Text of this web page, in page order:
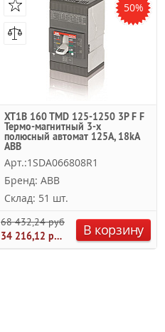
50%
XT1B 160 TMD 125-1250 3P F F
Термо-магнитный 3-х
полюсный автомат 125А, 18kA
ABB
Арт.:1SDA066808R1
Бренд: ABB
Склад: 51 шт.
68 432,24 руб.
34 216,12 руб.
В корзину